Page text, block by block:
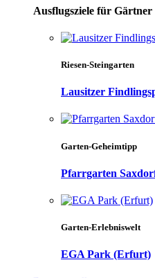
Ausflugsziele für
Riesen-Steingarten
Lausitzer
Garten-Geheimtipp
Pfarrgarten
Garten-Erlebniswelt
EGA Park (Erfurt)